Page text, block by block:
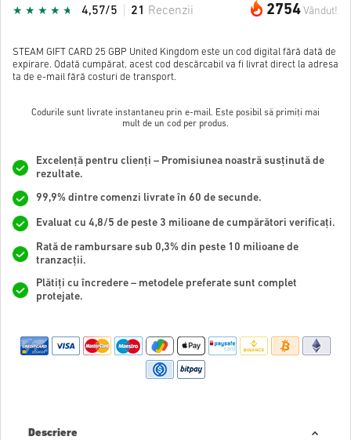
2754 Vândut!
4,57/5 21 Recenzii
STEAM GIFT CARD 25 GBP United Kingdom este un cod digital fără dată de
expirare. Odată cumpărat, acest cod descărcabil va fi livrat direct la adresa
ta de e-mail fără costuri de transport.
Codurile sunt livrate instantaneu prin e-mail. Este posibil să primiți mai
mult de un cod per produs.
Excelență pentru clienți – Promisiunea noastră susținută de
rezultate.
99,9% dintre comenzi livrate în 60 de secunde.
Evaluat cu 4,8/5 de peste 3 milioane de cumpărători verificați.
Rată de rambursare sub 0,3% din peste 10 milioane de
tranzacții.
Plătiți cu încredere – metodele preferate sunt complet
protejate.
Descriere